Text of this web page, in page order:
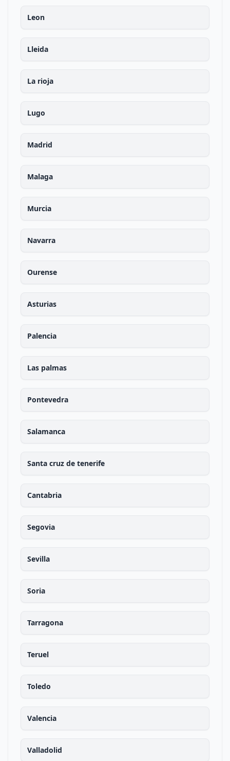
Leon
Lleida
La rioja
Lugo
Madrid
Malaga
Murcia
Navarra
Ourense
Asturias
Palencia
Las palmas
Pontevedra
Salamanca
Santa cruz de tenerife
Cantabria
Segovia
Sevilla
Soria
Tarragona
Teruel
Toledo
Valencia
Valladolid